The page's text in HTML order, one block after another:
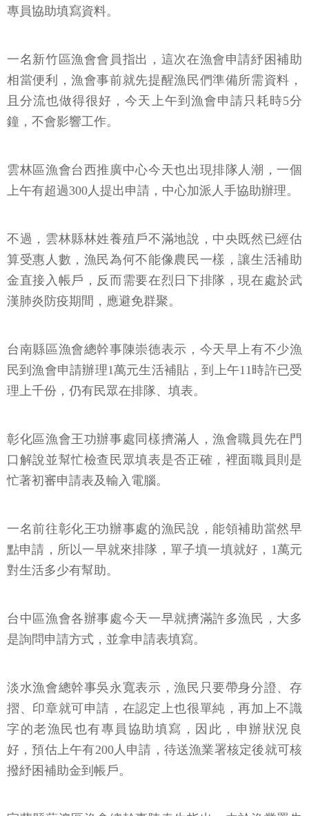
專員協助填寫資料。
一名新竹區漁會會員指出，這次在漁會申請紓困補助
相當便利，漁會事前就先提醒漁民們準備所需資料，
且分流也做得很好，今天上午到漁會申請只耗時5分
鐘，不會影響工作。
雲林區漁會台西推廣中心今天也出現排隊人潮，一個
上午有超過300人提出申請，中心加派人手協助辦理。
不過，雲林縣林姓養殖戶不滿地說，中央既然已經估
算受惠人數，漁民為何不能像農民一樣，讓生活補助
金直接入帳戶，反而需要在烈日下排隊，現在處於武
漢肺炎防疫期間，應避免群聚。
台南縣區漁會總幹事陳崇德表示，今天早上有不少漁
民到漁會申請辦理1萬元生活補貼，到上午11時許已受
理上千份，仍有民眾在排隊、填表。
彰化區漁會王功辦事處同樣擠滿人，漁會職員先在門
口解說並幫忙檢查民眾填表是否正確，裡面職員則是
忙著初審申請表及輸入電腦。
一名前往彰化王功辦事處的漁民說，能領補助當然早
點申請，所以一早就來排隊，單子填一填就好，1萬元
對生活多少有幫助。
台中區漁會各辦事處今天一早就擠滿許多漁民，大多
是詢問申請方式，並拿申請表填寫。
淡水漁會總幹事吳永寬表示，漁民只要帶身分證、存
摺、印章就可申請，在認定上也很單純，再加上不識
字的老漁民也有專員協助填寫，因此，申辦狀況良
好，預估上午有200人申請，待送漁業署核定後就可核
撥紓困補助金到帳戶。